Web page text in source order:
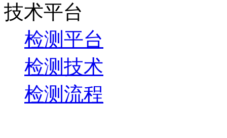
技术平台
检测平台
检测技术
检测流程